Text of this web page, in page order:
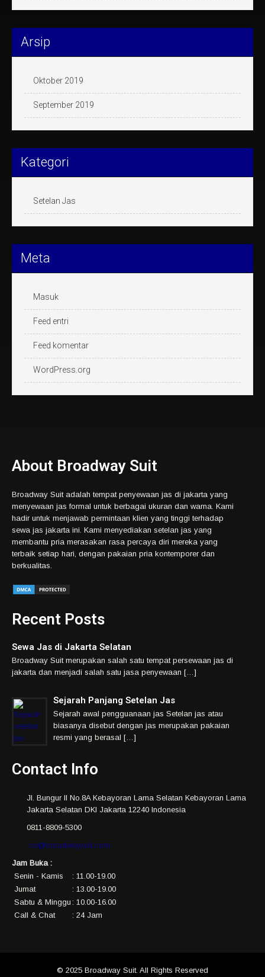
Arsip
Oktober 2019
September 2019
Kategori
Setelan Jas
Meta
Masuk
Feed entri
Feed komentar
WordPress.org
About Broadway Suit
Broadway Suit adalah tempat penyewaan jas di jakarta yang
menyewaan jas formal untuk berbagai ukuran dan warna. Kami
hadir untuk menjawab permintaan klien yang tinggi terhadap
sewa jas jakarta ini. Kami menyediakan setelan jas yang
membantu pria merasakan rasa percaya diri mereka yang
terbaik setiap hari, dengan pakaian pria kontemporer dan
berkualitas.
Recent Posts
Sewa Jas di Jakarta Selatan
Broadway Suit merupakan salah satu tempat persewaan jas di
jakarta dan menjadi salah satu jasa penyewaan […]
Sejarah Panjang Setelan Jas
Sejarah awal pengguanaan jas Setelan jas atau
biasanya disebut dengan jas merupakan pakaian
resmi yang berasal […]
Contact Info
Jl. Bungur II No.8A Kebayoran Lama Selatan Kebayoran Lama
Jakarta Selatan DKI Jakarta 12240 Indonesia
0811-8809-5300
cs@broadwaysuit.com
Jam Buka :
Senin - Kamis
: 11.00-19.00
Jumat
: 13.00-19.00
Sabtu & Minggu : 10.00-16.00
Call & Chat
: 24 Jam
© 2025 Broadway Suit. All Rights Reserved